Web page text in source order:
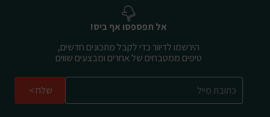
אל תפספסו אף ביס!
הירשמו לדיוור כדי לקבל מתכונים חדשים,
טיפים ממטבחים של אחרים ומבצעים שווים
שלח